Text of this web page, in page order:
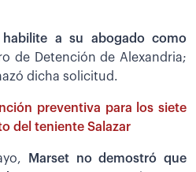
a su abogado como
de Detención de Alexandria;
dicha solicitud.
preventiva para los siete
del teniente Salazar
Marset no demostró que